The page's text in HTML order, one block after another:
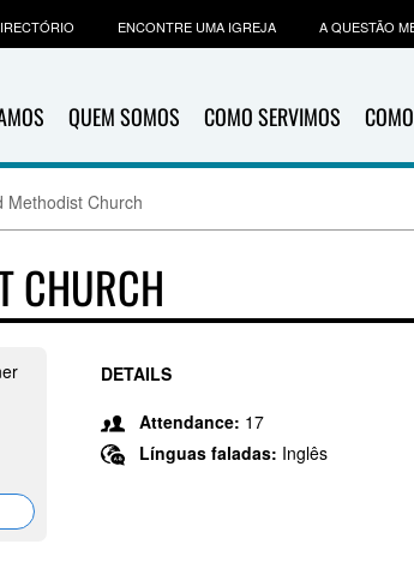
QUEM SOMOS COMO SERVIMOS
ENCONTRE UMA IGREJA A QUESTÃO
Methodist Church
CHURCH
DETAILS
Attendance: 17
Línguas faladas: Inglês